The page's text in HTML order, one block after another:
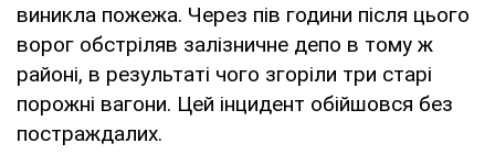
виникла пожежа. Через пів години після цього
ворог обстріляв залізничне депо в тому ж
районі, в результаті чого згоріли три старі
порожні вагони. Цей інцидент обійшовся без
постраждалих.